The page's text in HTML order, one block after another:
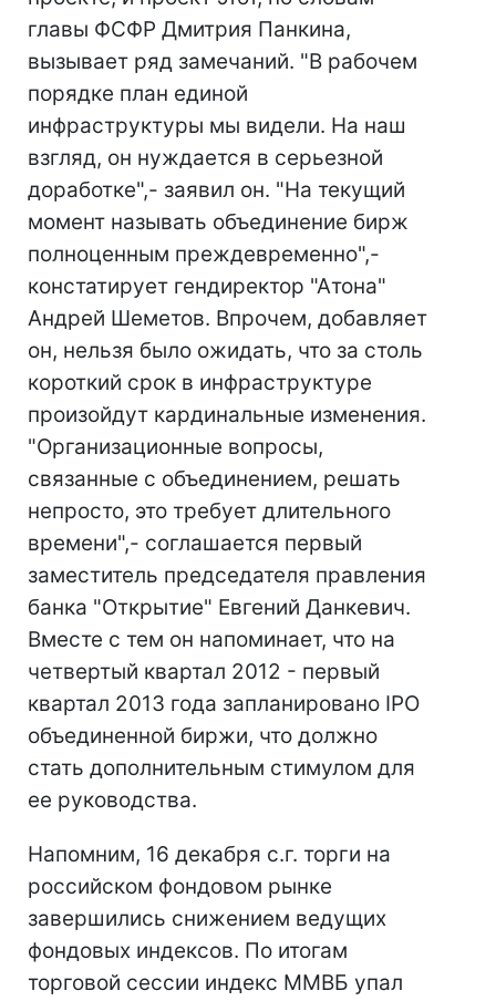
главы ФСФР Дмитрия Панкина,
вызывает ряд замечаний. "В рабочем
порядке план единой
инфраструктуры мы видели. На наш
взгляд, он нуждается в серьезной
доработке",- заявил он. "На текущий
момент называть объединение бирж
полноценным преждевременно",-
констатирует гендиректор "Атона"
Андрей Шеметов. Впрочем, добавляет
он, нельзя было ожидать, что за столь
короткий срок в инфраструктуре
произойдут кардинальные изменения.
"Организационные вопросы,
связанные с объединением, решать
непросто, это требует длительного
времени",- соглашается первый
заместитель председателя правления
банка "Открытие" Евгений Данкевич.
Вместе с тем он напоминает, что на
четвертый квартал 2012 - первый
квартал 2013 года запланировано IPO
объединенной биржи, что должно
стать дополнительным стимулом для
ее руководства.
Напомним, 16 декабря с.г. торги на
российском фондовом рынке
завершились снижением ведущих
фондовых индексов. По итогам
торговой сессии индекс ММВБ упал